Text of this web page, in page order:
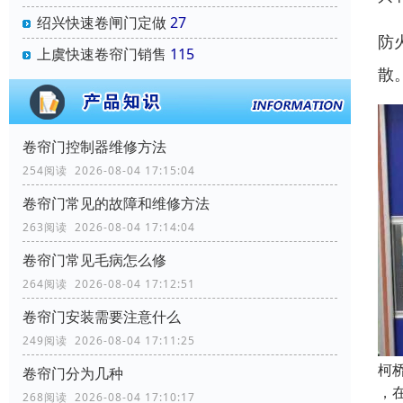
绍兴快速卷闸门定做27
上虞快速卷帘门销售 115
卷帘门控制器维修方法
254阅读 2026-08-04 17:15:04
卷帘门常见的故障和维修方法
263阅读 2026-08-04 17:14:04
卷帘门常见毛病怎么修
264阅读 2026-08-04 17:12:51
卷帘门安装需要注意什么
249阅读 2026-08-04 17:11:25
卷帘门分为几种
268阅读 2026-08-04 17:10:17
防
散
柯
，